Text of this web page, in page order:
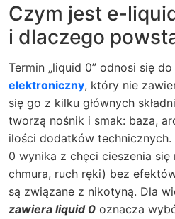
Czym jest e-
i dlaczego
Termin „liquid 0” odnosi się do
elektroniczny, który nie
się go z kilku głównych
tworzą nośnik i smak: baza,
ilości dodatków
0 wynika z chęci cieszenia się
chmura, ruch ręki) bez
są związane z nikotyną. Dla
zawiera liquid 0 oznacza